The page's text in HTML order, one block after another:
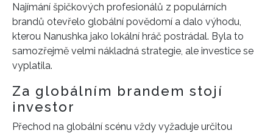
Najímání špičkových profesionálů z populárních
brandů otevřelo globální povědomí a dalo výhodu,
kterou Nanushka jako lokální hráč postrádal. Byla to
samozřejmě velmi nákladná strategie, ale investice se
vyplatila.
Za globálním brandem stojí
investor
Přechod na globální scénu vždy vyžaduje určitou